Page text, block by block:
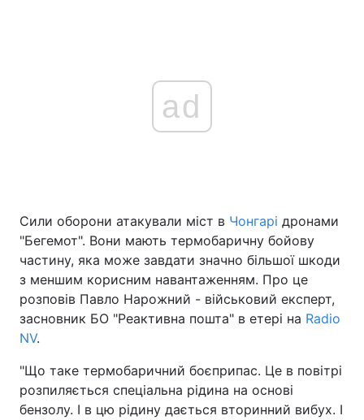
ad
Сили оборони атакували міст в Чонгарі дронами
"Бегемот". Вони мають термобаричну бойову
частину, яка може завдати значно більшої шкоди
з меншим корисним навантаженням. Про це
розповів Павло Нарожний - військовий експерт,
засновник БО "Реактивна пошта" в етері на Radio
NV.
"Що таке термобаричний боєприпас. Це в повітрі
розпиляється спеціальна рідина на основі
бензолу. І в цю рідину дається вторинний вибух. І